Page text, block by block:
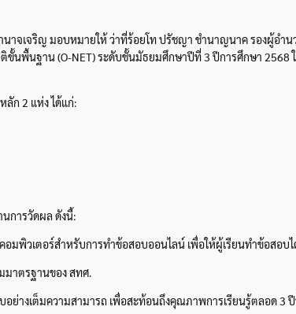
จเจริญ มอบหมายให้ ว่าที่ร้อยโท ปรัชญา ชำนาญนาค รองผู้อำน
นพื้นฐาน (O-NET) ระดับชั้นมัธยมศึกษาปีที่ 3 ปีการศึกษา 2568
ก 2 แห่ง ได้แก่:
การวัดผล ดังนี้:
พิวเตอร์สำหรับการทำข้อสอบออนไลน์ เพื่อให้ผู้เรียนทำข้อสอบ
มาตรฐานของ สทศ.
ย่างเต็มความสามารถ เพื่อสะท้อนถึงคุณภาพการเรียนรู้ตลอด 3